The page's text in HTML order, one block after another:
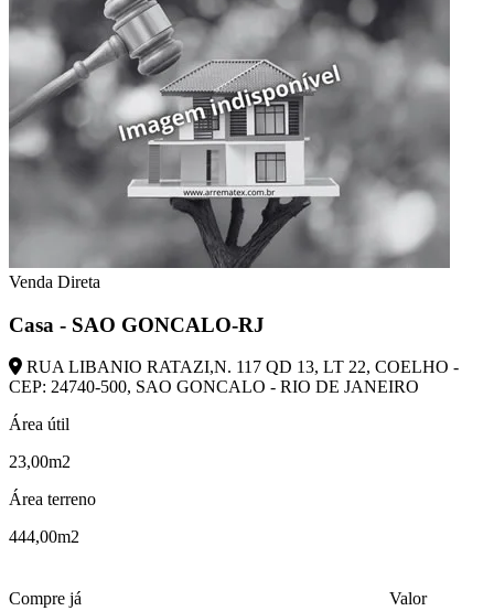
Venda Direta
Casa - SAO GONCALO-RJ
RUA LIBANIO RATAZI,N. 117 QD 13, LT 22, COELHO -
CEP: 24740-500, SAO GONCALO - RIO DE JANEIRO
Área útil
23,00m2
Área terreno
444,00m2
Compre já
Valor